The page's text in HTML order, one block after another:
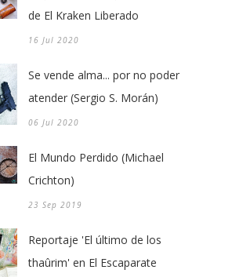
de El Kraken Liberado
16 Jul 2020
Se vende alma... por no poder
atender (Sergio S. Morán)
06 Jul 2020
El Mundo Perdido (Michael
Crichton)
23 Sep 2019
Reportaje 'El último de los
thaûrim' en El Escaparate